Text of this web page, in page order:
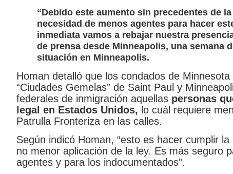
“Debido este aumento sin precedentes de
necesidad de menos agentes para hacer
inmediata vamos a rebajar nuestra
de prensa desde Minneapolis, una semana
situación en Minneapolis.
Homan detalló que los condados de
“Ciudades Gemelas” de Saint Paul y
federales de inmigración aquellas personas
legal en Estados Unidos, lo cuál requiere
Patrulla Fronteriza en las calles.
Según indicó Homan, “esto es hacer cumplir
no menor aplicación de la ley. Es más seguro
agentes y para los indocumentados”.